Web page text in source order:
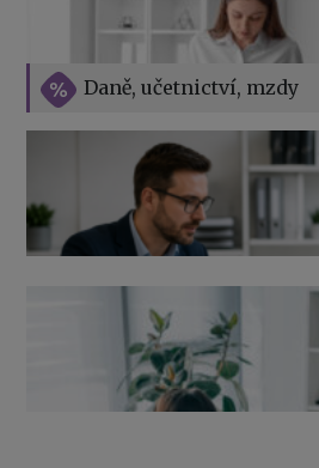
Daně, učetnictví, mzdy
Vše o překážkách v práci na straně
Výpověď ze zdravotních důvodů
zaměstnavatele